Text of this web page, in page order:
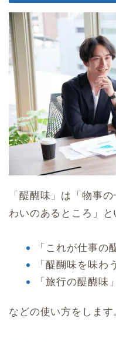
「醍醐味」は「物事
わいのあるところ」と
「これが仕事の
「醍醐味を味わ
「旅行の醍醐味」
などの使い方をします